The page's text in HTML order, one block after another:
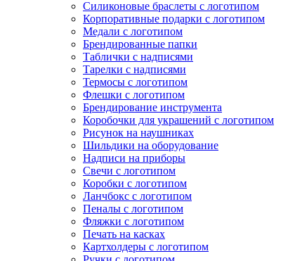
Силиконовые браслеты с логотипом
Корпоративные подарки с логотипом
Медали с логотипом
Брендированные папки
Таблички с надписями
Тарелки с надписями
Термосы с логотипом
Флешки с логотипом
Брендирование инструмента
Коробочки для украшений с логотипом
Рисунок на наушниках
Шильдики на оборудование
Надписи на приборы
Свечи с логотипом
Коробки с логотипом
Ланчбокс с логотипом
Пеналы с логотипом
Фляжки с логотипом
Печать на касках
Картхолдеры с логотипом